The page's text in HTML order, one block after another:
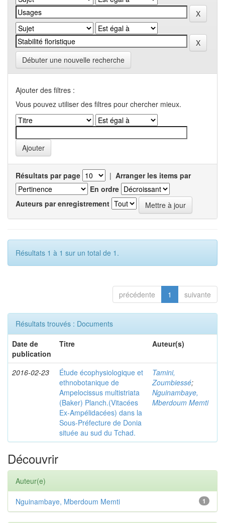
Débuter une nouvelle recherche
Ajouter des filtres :
Vous pouvez utiliser des filtres pour chercher mieux.
Résultats par page | Arranger les items par
En ordre
Auteurs par enregistrement
Résultats 1 à 1 sur un total de 1.
précédente 1 suivante
Résultats trouvés : Documents
Date de
publication
Titre Auteur(s)
2016-02-23
Étude écophysiologique et
ethnobotanique de
Ampelocissus multistriata
(Baker) Planch.(Vitacées
Ex-Ampélidacées) dans la
Sous-Préfecture de Donia
située au sud du Tchad.
Tamini,
Zoumbiessé;
Nguinambaye,
Mberdoum Memti
Découvrir
Auteur(e)
1
Nguinambaye, Mberdoum Memti